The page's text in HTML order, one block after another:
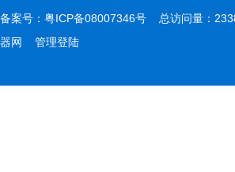
备案号： 粤ICP备08007346号 总访问量：
器网
管理登陆